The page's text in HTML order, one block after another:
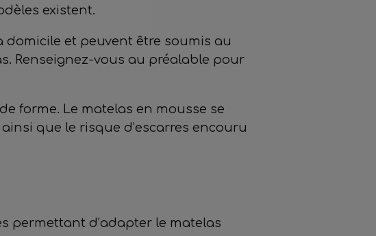
existent.
domicile et peuvent être soumis au
Renseignez-vous au préalable pour
forme. Le matelas en mousse se
que le risque d’escarres encouru
permettant d’adapter le matelas